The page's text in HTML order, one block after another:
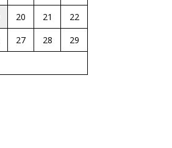
20 21
22
27 28
29